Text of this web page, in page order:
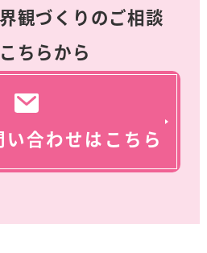
観づくりのご相談
ちらから
合わせはこちら